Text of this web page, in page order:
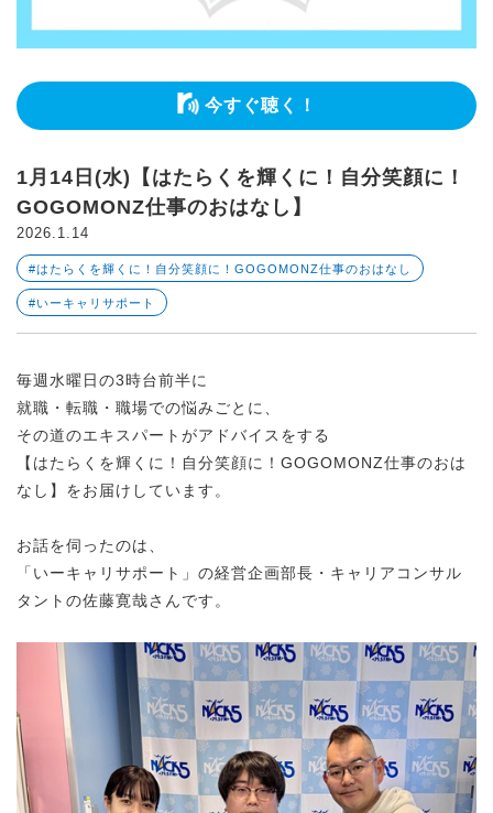
今すぐ聴く！
1月14日(水)【はたらくを輝くに！自分笑顔に！
GOGOMONZ仕事のおはなし】
2026.1.14
#はたらくを輝くに！自分笑顔に！GOGOMONZ仕事のおはなし
#いーキャリサポート
毎週水曜日の3時台前半に
就職・転職・職場での悩みごとに、
その道のエキスパートがアドバイスをする
【はたらくを輝くに！自分笑顔に！GOGOMONZ仕事のおは
なし】をお届けしています。
お話を伺ったのは、
「いーキャリサポート」の経営企画部長・キャリアコンサル
タントの佐藤寛哉さんです。